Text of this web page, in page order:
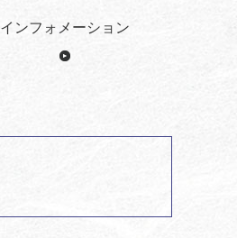
インフォメーション